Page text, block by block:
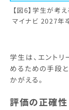
【図6】学生が考
マイナビ 2027年
学生は、エント
めるための手段
かがえる。
評価の正確性